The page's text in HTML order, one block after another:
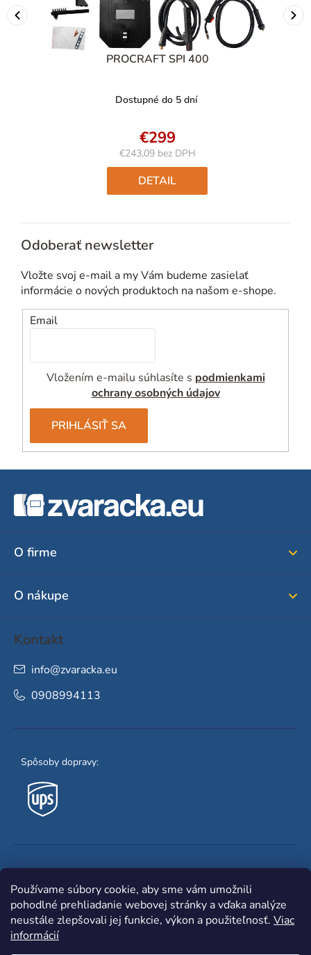
Používame súbory cookie, aby sme vám umožnili
pohodlné prehliadanie webovej stránky a vďaka analýze
neustále zlepšovali jej funkcie, výkon a použiteľnosť. Viac
informácií
PROCRAFT SPI 400
Dostupné do 5 dní
€299
€243,09 bez DPH
Jednotková
cena:
DETAIL
Odoberať newsletter
Vložte svoj e-mail a my Vám budeme zasielať
informácie o nových produktoch na našom e-shope.
Email
Vložením e-mailu súhlasíte s podmienkami
ochrany osobných údajov
PRIHLÁSIŤ SA
O firme
O nákupe
Kontakt
info@zvaracka.eu
0908994113
Spôsoby dopravy: